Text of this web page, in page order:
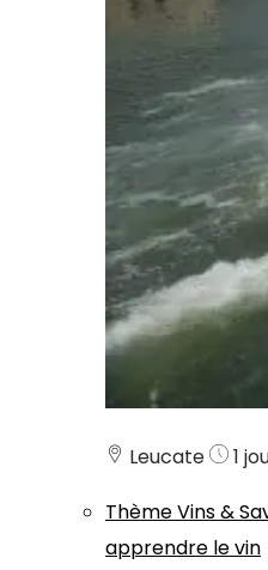
Leucate
1
ThèmeVins &
apprendre le vin